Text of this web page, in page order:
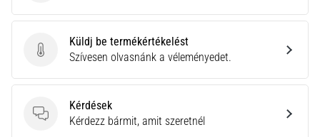
Küldj be termékértékelést
Küldj be termékértékelést
Szívesen olvasnánk a véleményedet.
Kérdések
Kérdések
Kérdezz bármit, amit szeretnél